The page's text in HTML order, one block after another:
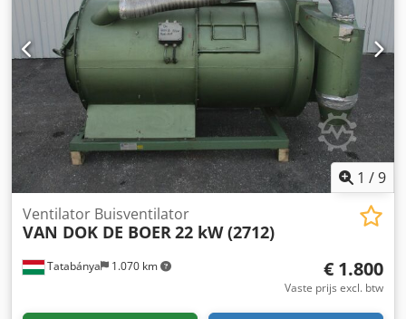
verrekenbaar voor ondernemers Levering en inruil altijd
mogelijk van alles in de industriële sectoren Lukas van
Rossum
1 /9
Tatabánya 1.070 km
Ventilator Buisventilator
VAN DOK DE BOER22 kW (2712)
€ 1.800
Vaste prijs excl. btw